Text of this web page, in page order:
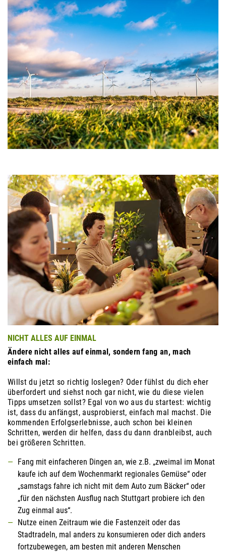
NICHT ALLES AUF EINMAL
Ändere nicht alles auf einmal, sondern fang an, mach
einfach mal:
Willst du jetzt so richtig loslegen? Oder fühlst du dich eher
überfordert und siehst noch gar nicht, wie du diese vielen
Tipps umsetzen sollst? Egal von wo aus du startest: wichtig
ist, dass du anfängst, ausprobierst, einfach mal machst. Die
kommenden Erfolgserlebnisse, auch schon bei kleinen
Schritten, werden dir helfen, dass du dann dranbleibst, auch
bei größeren Schritten.
Fang mit einfacheren Dingen an, wie z.B. „zweimal im Monat
kaufe ich auf dem Wochenmarkt regionales Gemüse“ oder
„samstags fahre ich nicht mit dem Auto zum Bäcker“ oder
„für den nächsten Ausflug nach Stuttgart probiere ich den
Zug einmal aus“.
Nutze einen Zeitraum wie die Fastenzeit oder das
Stadtradeln, mal anders zu konsumieren oder dich anders
fortzubewegen, am besten mit anderen Menschen